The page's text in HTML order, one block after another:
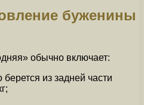
буженины
обычно включает:
из задней части